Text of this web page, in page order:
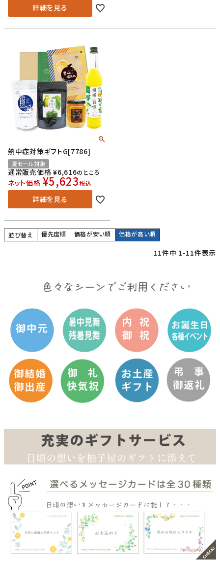
詳細を見る
熱中症対策ギフトG[7786]
夏セール対象
通常販売価格 ¥6,616のところ
ネット価格 ¥5,623税込
詳細を見る
並び替え 優先度順 価格が安い順 価格が高い順
11件中 1-11件表示